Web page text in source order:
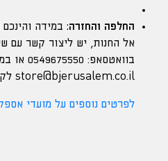
החלפה והחזרה: במידה
אל החנות, יש ליצור קשר עם
בוואטסאפ: 0549675550 או במייל:
store@bjerusalem.co.il
לפרטים נוספים על מועדי